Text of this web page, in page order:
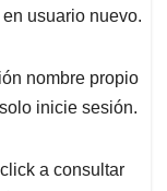
usuario nuevo.
nombre propio
inicie sesión.
a consultar